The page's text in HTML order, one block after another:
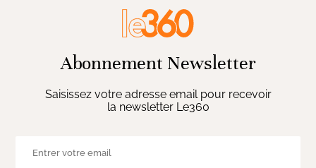
Abonnement Newsletter
Saisissez votre adresse email pour recevoir
la newsletter Le360